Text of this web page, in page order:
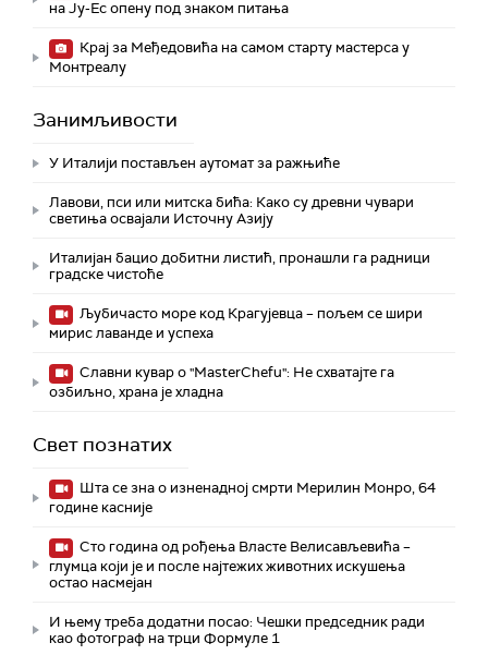
на Ју-Ес опену под знаком питања
Крај за Међедовића на самом старту мастерса у
Монтреалу
Занимљивости
У Италији постављен аутомат за ражњиће
Лавови, пси или митска бића: Како су древни чувари
светиња освајали Источну Азију
Италијан бацио добитни листић, пронашли га радници
градске чистоће
Љубичасто море код Крагујевца – пољем се шири
мирис лаванде и успеха
Славни кувар о "MasterChefu": Не схватајте га
озбиљно, храна је хладна
Свет познатих
Шта се зна о изненадној смрти Мерилин Монро, 64
године касније
Сто година од рођења Власте Велисављевића –
глумца који је и после најтежих животних искушења
остао насмејан
И њему треба додатни посао: Чешки председник ради
као фотограф на трци Формуле 1